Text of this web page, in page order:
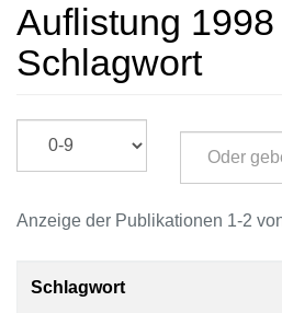
Auflistung 1998
Schlagwort
Anzeige der Publikationen 1-2
Schlagwort